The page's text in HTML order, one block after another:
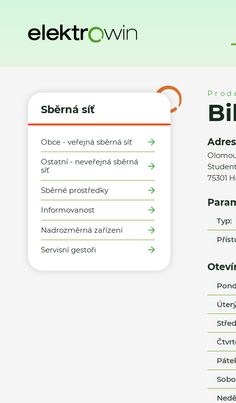
Sběrná síť
Obce - veřejná sběrná síť
Ostatní - neveřejná sběrná
síť
Sběrné prostředky
Informovanost
Nadrozměrná zařízení
Servisní gestoři
75301
Typ: